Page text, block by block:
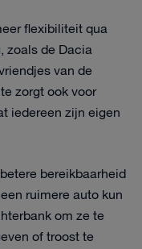
flexibiliteit qua
zoals de Dacia
van de
zorgt ook voor
iedereen zijn eigen
bereikbaarheid
ruimere auto kun
om ze te
of troost te